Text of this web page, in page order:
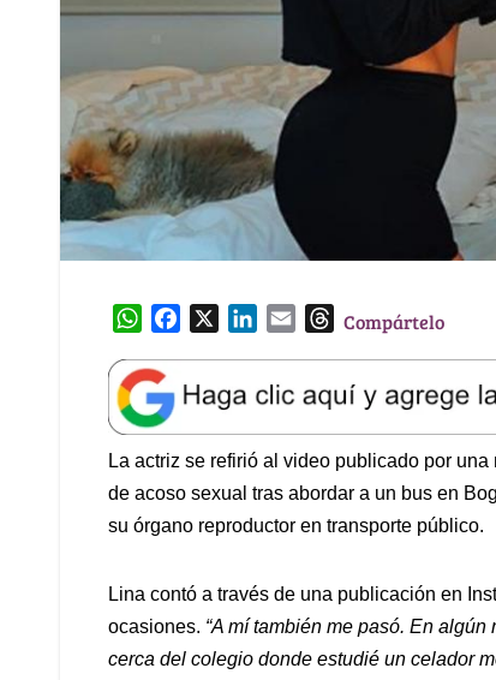
W
a
t
s
A
p
p
e
b
o
o
k
k
e
d
I
n
l
T
e
a
d
s
Compártelo
La actriz se refirió al video publicado por
de acoso sexual tras abordar a un bus en
su órgano reproductor en transporte público.
Lina contó a través de una publicación en
ocasiones. “A mí también me pasó. En
cerca del colegio donde estudié un celador